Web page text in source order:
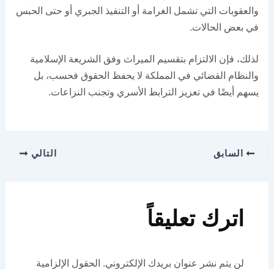
والعقوبات التي تشمل الغرامة أو التنفيذ الجبري أو حتى الحبس
في بعض الحالات.
لذلك، فإن الالتزام بتقسيم الميراث وفق الشريعة الإسلامية
والنظام القضائي في المملكة لا يحفظ الحقوق فحسب، بل
يسهم أيضًا في تعزيز الترابط الأسري وتجنب النزاعات.
السابق التالي
اترك تعليقاً
لن يتم نشر عنوان بريدك الإلكتروني. الحقول الإلزامية